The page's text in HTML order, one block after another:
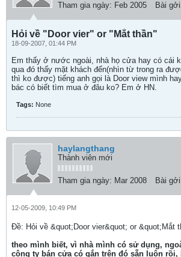
Tham gia ngày: Feb 2005 Bài
Hỏi về "Door vier" or "Mắt thần"
18-09-2007, 01:44 PM
Em thấy ở nước ngoài, nhà họ cửa hay có cái
qua đó thấy mặt khách đến(nhìn từ trong ra
thì ko được) tiếng anh gọi là Door view mình
bác có biết tìm mua ở đâu ko? Em ở HN.
Tags: None
haylangthang
Thành viên mới
Tham gia ngày: Mar 2008 Bài
12-05-2009, 10:49 PM
Ðề: Hỏi về &quot;Door vier&quot; or &quot;Mắt
theo mình biết, vì nhà mình có sử dụng,
công ty bán cửa có gắn trên đó sẵn luôn rồi,